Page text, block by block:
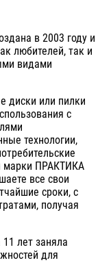
в 2003 году и
любителей, так и
видами
диски или пилки
с
технологии,
марки ПРАКТИКА
все свои
сроки, с
получая
лет заняла
для